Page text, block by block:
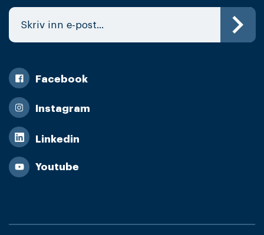
Facebook
Instagram
Linkedin
Youtube